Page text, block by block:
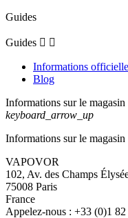
Guides
Guides  
Informations
Blog
Informations sur le magasin
keyboard_arrow_up
Informations sur le magasin
VAPOVOR
102, Av. des Champs
75008 Paris
France
Appelez-nous : +33 (0)1